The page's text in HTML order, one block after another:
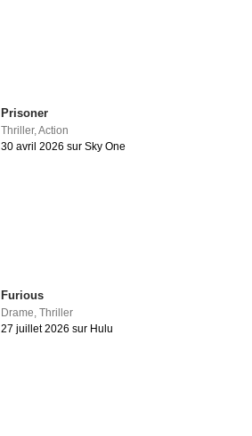
Prisoner
Thriller,Action
30 avril 2026 sur Sky One
Furious
Drame ,Thriller
27 juillet 2026 sur Hulu